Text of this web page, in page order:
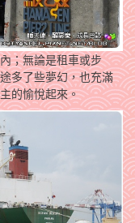
；無論是租車或步
多了些夢幻，也充滿
的愉悅起來。